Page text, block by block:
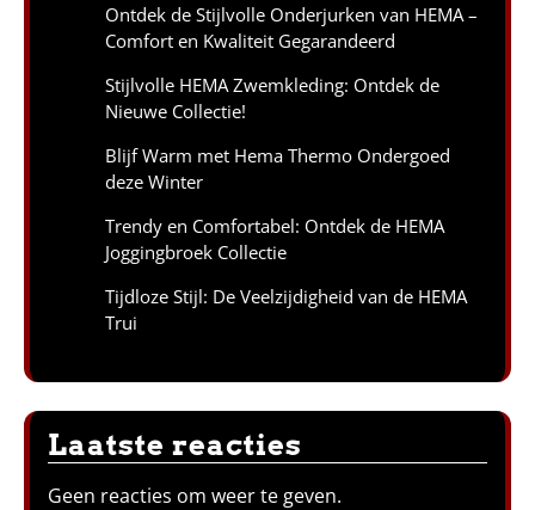
Ontdek de Stijlvolle Onderjurken van HEMA –
Comfort en Kwaliteit Gegarandeerd
Stijlvolle HEMA Zwemkleding: Ontdek de
Nieuwe Collectie!
Blijf Warm met Hema Thermo Ondergoed
deze Winter
Trendy en Comfortabel: Ontdek de HEMA
Joggingbroek Collectie
Tijdloze Stijl: De Veelzijdigheid van de HEMA
Trui
Laatste reacties
Geen reacties om weer te geven.